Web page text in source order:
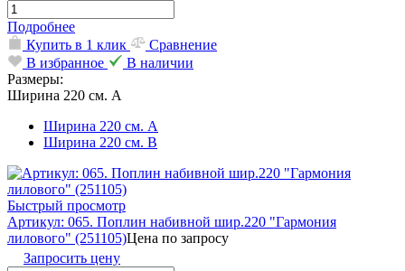
Подробнее
Купить в 1 клик
Сравнение
В избранное
В наличии
Размеры:
Ширина 220 см. А
Ширина 220 см. А
Ширина 220 см. В
Быстрый просмотр
Артикул: 065. Поплин набивной шир.220 "Гармония
лилового" (251105)Цена по запросу
Запросить цену